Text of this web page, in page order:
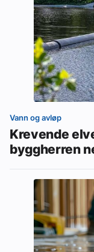
Vann og avløp
Krevende
byggherren